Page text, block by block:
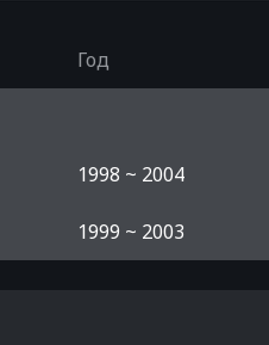
Год
1998 ~ 2004
1999 ~ 2003